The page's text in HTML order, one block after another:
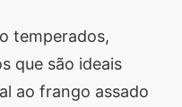
temperados,
que são ideais
ao frango assado